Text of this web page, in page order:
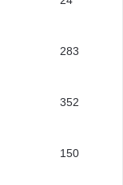
283
352
150